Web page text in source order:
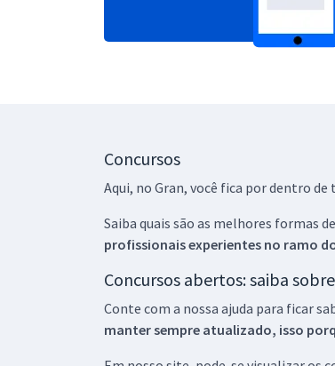
Concursos
Aqui, no Gran, você fica por dentro
Saiba quais são as melhores formas de
profissionais experientes no ramo
Concursos abertos: saiba
Conte com a nossa ajuda para ficar
manter sempre atualizado, isso